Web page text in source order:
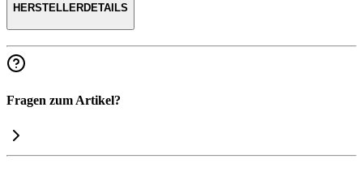
HERSTELLERDETAILS
Fragen zum Artikel?